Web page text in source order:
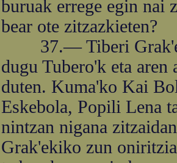
buruak errege egin nai
bear ote zitzazkieten?
37.— Tiberi Grak'ek
dugu Tubero'k eta
duten. Kuma'ko Kai
Eskebola, Popili Lena
nintzan nigana
Grak'ekiko zun